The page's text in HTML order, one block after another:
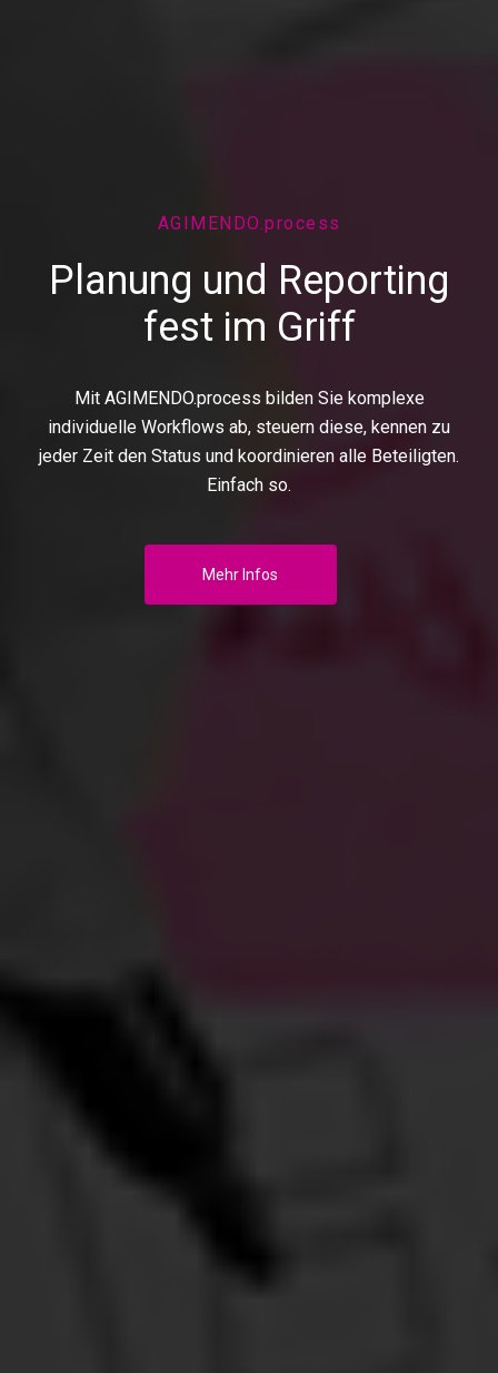
AGIMENDO.process
Planung und Reporting
fest im Griff
Mit AGIMENDO.process bilden Sie komplexe
individuelle Workflows ab, steuern diese, kennen zu
jeder Zeit den Status und koordinieren alle Beteiligten.
Einfach so.
Mehr Infos